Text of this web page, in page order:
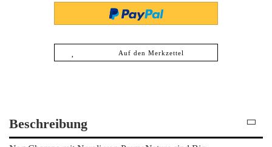
Auf den Merkzettel
Beschreibung